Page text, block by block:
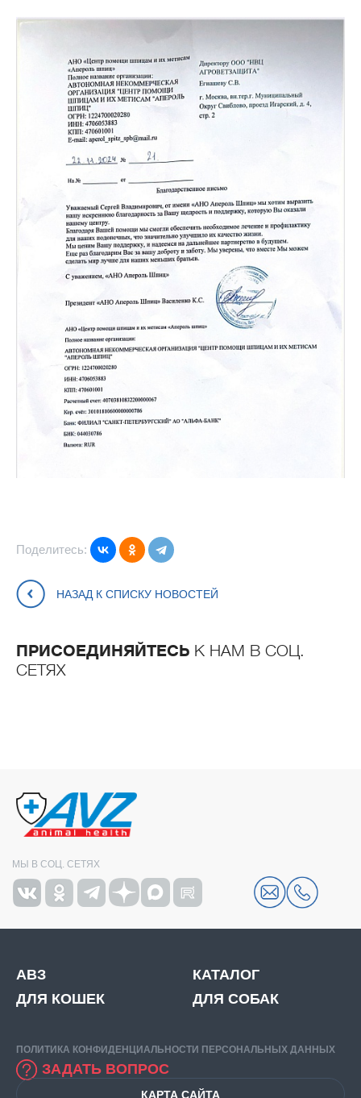
Поделитесь:
НАЗАД К СПИСКУ НОВОСТЕЙ
ПРИСОЕДИНЯЙТЕСЬ К НАМ В СОЦ.
СЕТЯХ
МЫ В СОЦ. СЕТЯХ
АВЗ
КАТАЛОГ
ДЛЯ КОШЕК
ДЛЯ СОБАК
ПОЛИТИКА КОНФИДЕНЦИАЛЬНОСТИ ПЕРСОНАЛЬНЫХ ДАННЫХ
ЗАДАТЬ ВОПРОС
КАРТА САЙТА